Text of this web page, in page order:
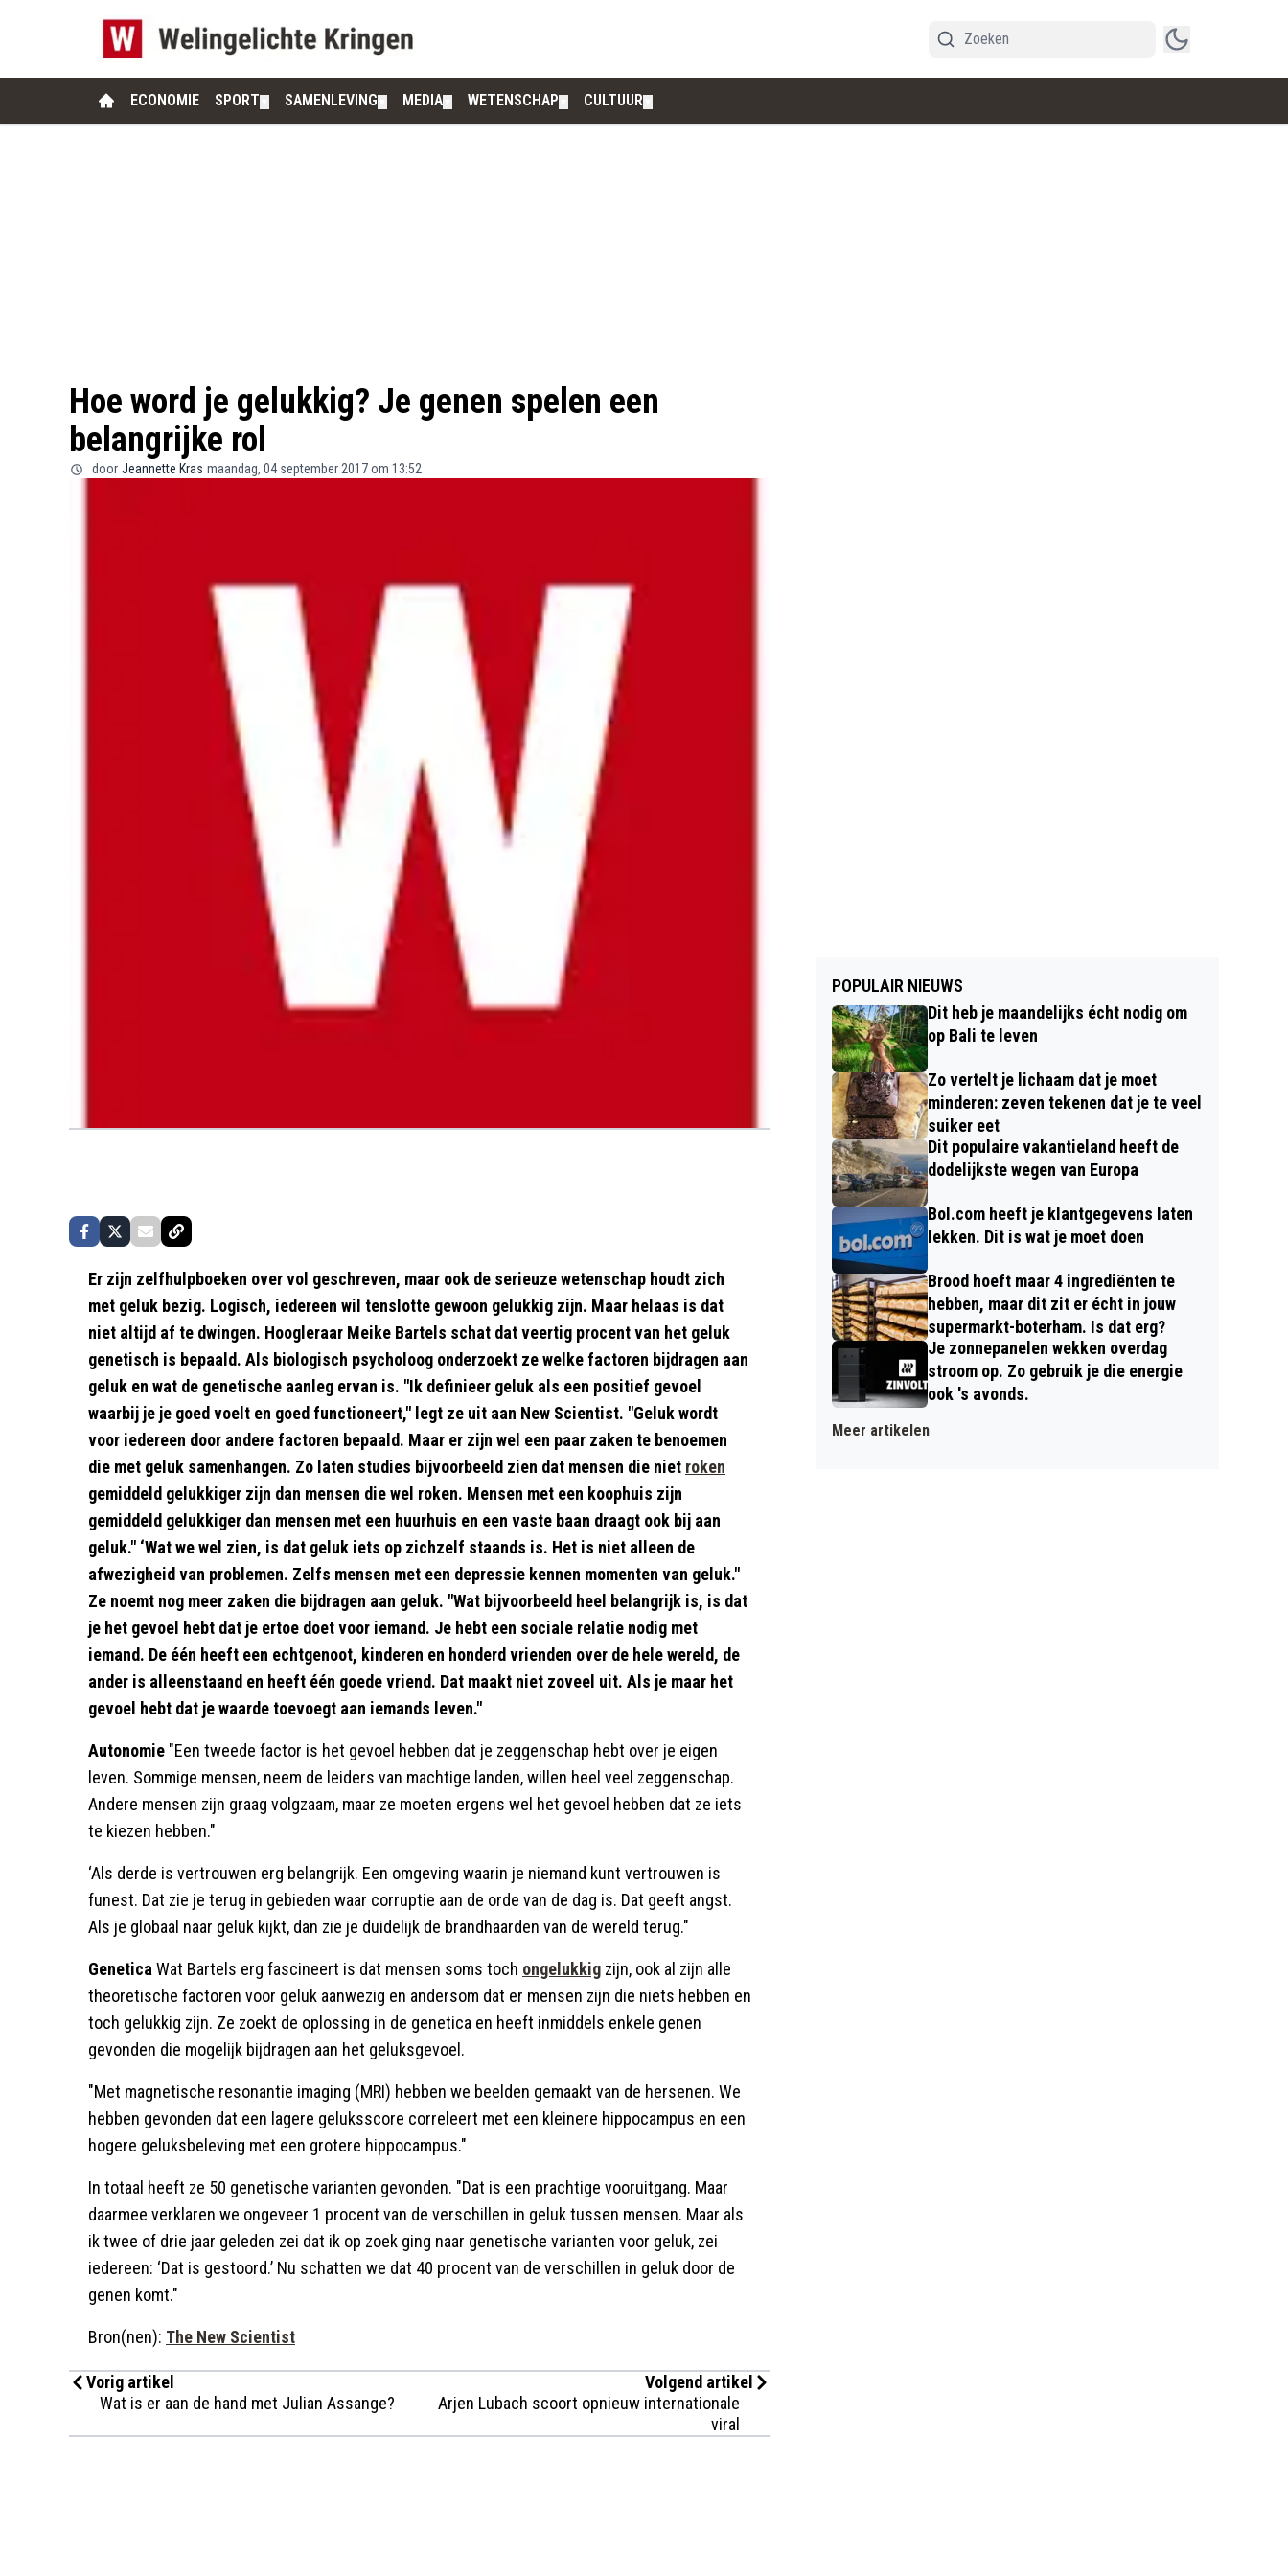
ECONOMIE SPORT SAMENLEVING MEDIA WETENSCHAP CULTUUR
Hoe word je gelukkig? Je genen spelen een
belangrijke rol
door Jeannette Kras maandag, 04 september 2017 om 13:52
Er zijn zelfhulpboeken over vol geschreven, maar ook de serieuze wetenschap houdt zich
met geluk bezig. Logisch, iedereen wil tenslotte gewoon gelukkig zijn. Maar helaas is dat
niet altijd af te dwingen. Hoogleraar Meike Bartels schat dat veertig procent van het geluk
genetisch is bepaald. Als biologisch psycholoog onderzoekt ze welke factoren bijdragen aan
geluk en wat de genetische aanleg ervan is. "Ik definieer geluk als een positief gevoel
waarbij je je goed voelt en goed functioneert," legt ze uit aan New Scientist. "Geluk wordt
voor iedereen door andere factoren bepaald. Maar er zijn wel een paar zaken te benoemen
die met geluk samenhangen. Zo laten studies bijvoorbeeld zien dat mensen die niet roken
gemiddeld gelukkiger zijn dan mensen die wel roken. Mensen met een koophuis zijn
gemiddeld gelukkiger dan mensen met een huurhuis en een vaste baan draagt ook bij aan
geluk." ‘Wat we wel zien, is dat geluk iets op zichzelf staands is. Het is niet alleen de
afwezigheid van problemen. Zelfs mensen met een depressie kennen momenten van geluk."
Ze noemt nog meer zaken die bijdragen aan geluk. "Wat bijvoorbeeld heel belangrijk is, is dat
je het gevoel hebt dat je ertoe doet voor iemand. Je hebt een sociale relatie nodig met
iemand. De één heeft een echtgenoot, kinderen en honderd vrienden over de hele wereld, de
ander is alleenstaand en heeft één goede vriend. Dat maakt niet zoveel uit. Als je maar het
gevoel hebt dat je waarde toevoegt aan iemands leven."
Autonomie "Een tweede factor is het gevoel hebben dat je zeggenschap hebt over je eigen
leven. Sommige mensen, neem de leiders van machtige landen, willen heel veel zeggenschap.
Andere mensen zijn graag volgzaam, maar ze moeten ergens wel het gevoel hebben dat ze iets
te kiezen hebben."
‘Als derde is vertrouwen erg belangrijk. Een omgeving waarin je niemand kunt vertrouwen is
funest. Dat zie je terug in gebieden waar corruptie aan de orde van de dag is. Dat geeft angst.
Als je globaal naar geluk kijkt, dan zie je duidelijk de brandhaarden van de wereld terug."
Genetica Wat Bartels erg fascineert is dat mensen soms toch ongelukkig zijn, ook al zijn alle
theoretische factoren voor geluk aanwezig en andersom dat er mensen zijn die niets hebben en
toch gelukkig zijn. Ze zoekt de oplossing in de genetica en heeft inmiddels enkele genen
gevonden die mogelijk bijdragen aan het geluksgevoel.
"Met magnetische resonantie imaging (MRI) hebben we beelden gemaakt van de hersenen. We
hebben gevonden dat een lagere geluksscore correleert met een kleinere hippocampus en een
hogere geluksbeleving met een grotere hippocampus."
In totaal heeft ze 50 genetische varianten gevonden. "Dat is een prachtige vooruitgang. Maar
daarmee verklaren we ongeveer 1 procent van de verschillen in geluk tussen mensen. Maar als
ik twee of drie jaar geleden zei dat ik op zoek ging naar genetische varianten voor geluk, zei
iedereen: ‘Dat is gestoord.’ Nu schatten we dat 40 procent van de verschillen in geluk door de
genen komt."
Bron(nen): The New Scientist
Vorig artikel
Wat is er aan de hand met Julian Assange?
Volgend artikel
Arjen Lubach scoort opnieuw internationale
viral
POPULAIR NIEUWS
Dit heb je maandelijks écht nodig om
op Bali te leven
Zo vertelt je lichaam dat je moet
minderen: zeven tekenen dat je te veel
suiker eet
Dit populaire vakantieland heeft de
dodelijkste wegen van Europa
Bol.com heeft je klantgegevens laten
lekken. Dit is wat je moet doen
Brood hoeft maar 4 ingrediënten te
hebben, maar dit zit er écht in jouw
supermarkt-boterham. Is dat erg?
Je zonnepanelen wekken overdag
stroom op. Zo gebruik je die energie
ook 's avonds.
Meer artikelen